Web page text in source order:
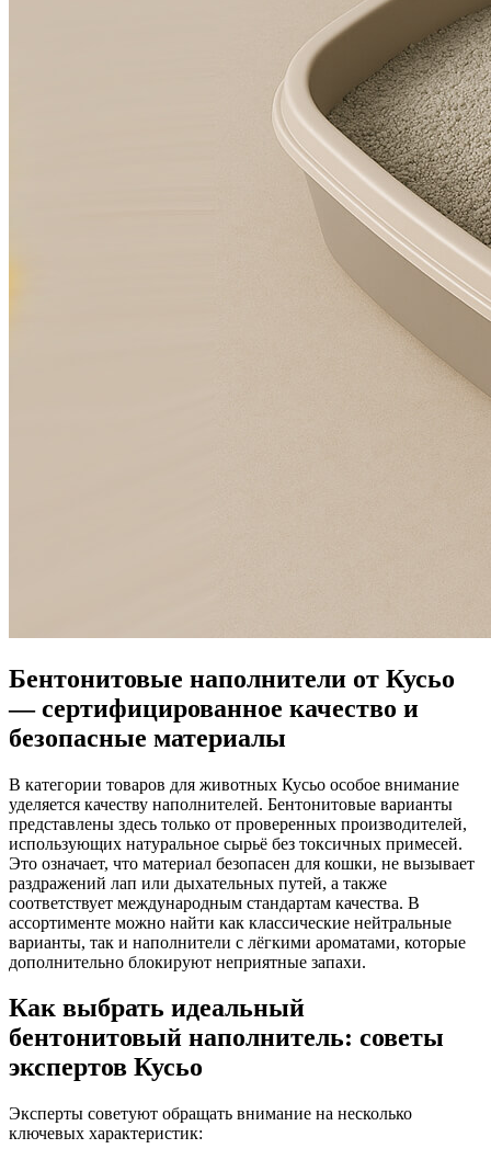
Бентонитовые наполнители от Кусьо
— сертифицированное качество и
безопасные материалы
В категории товаров для животных Кусьо особое внимание
уделяется качеству наполнителей. Бентонитовые варианты
представлены здесь только от проверенных производителей,
использующих натуральное сырьё без токсичных примесей.
Это означает, что материал безопасен для кошки, не вызывает
раздражений лап или дыхательных путей, а также
соответствует международным стандартам качества. В
ассортименте можно найти как классические нейтральные
варианты, так и наполнители с лёгкими ароматами, которые
дополнительно блокируют неприятные запахи.
Как выбрать идеальный
бентонитовый наполнитель: советы
экспертов Кусьо
Эксперты советуют обращать внимание на несколько
ключевых характеристик: